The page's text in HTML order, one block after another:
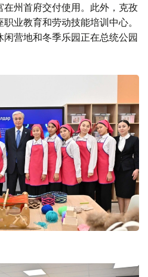
州首府交付使用。此外，克孜
业教育和劳动技能培训中心。
营地和冬季乐园正在总统公园